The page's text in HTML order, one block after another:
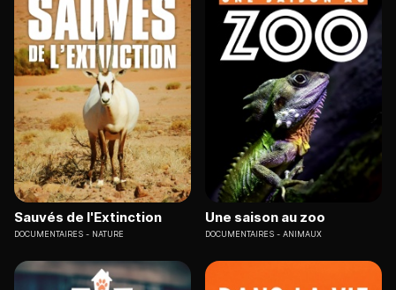
Sauvés de l'Extinction
DOCUMENTAIRES NATURE
Une saison au zoo
DOCUMENTAIRES ANIMAUX